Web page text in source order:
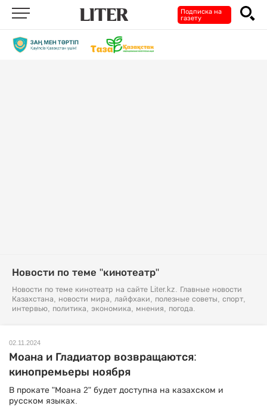
Подписка на
газету
Новости по теме "кинотеатр"
Новости по теме кинотеатр на сайте Liter.kz. Главные новости
Казахстана, новости мира, лайфхаки, полезные советы, спорт,
интервью, политика, экономика, мнения, погода.
02.11.2024
Моана и Гладиатор возвращаются:
кинопремьеры ноября
В прокате "Моана 2" будет доступна на казахском и
русском языках.